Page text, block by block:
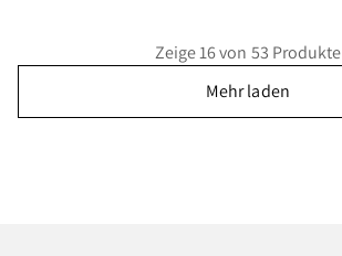
Zeige 16 von 53 Produkte
Mehr laden